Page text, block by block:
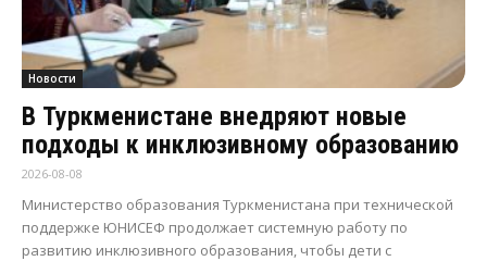
Новости
В Туркменистане внедряют новые
подходы к инклюзивному образованию
2026-08-08
Министерство образования Туркменистана при технической
поддержке ЮНИСЕФ продолжает системную работу по
развитию инклюзивного образования, чтобы дети с